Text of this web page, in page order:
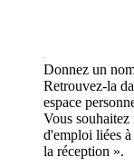
Donnez un
Retrouvez-la
espace
Vous
d'emploi liées
la réception ».